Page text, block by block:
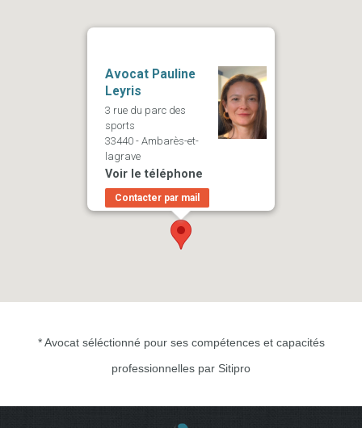
Avocat Pauline
Leyris
3 rue du parc des
sports
33440 - Ambarès-et-
lagrave
Voir le téléphone
Contacter par mail
* Avocat séléctionné pour ses compétences et capacités
professionnelles par Sitipro